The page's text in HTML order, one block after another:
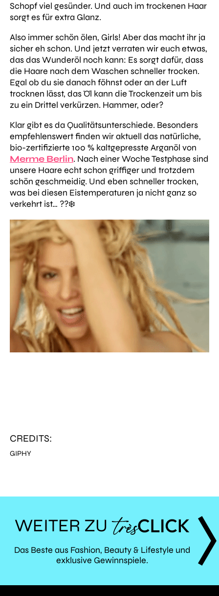
Schopf viel gesünder. Und auch im trockenen Haar
sorgt es für extra Glanz.
Also immer schön ölen, Girls! Aber das macht ihr ja
sicher eh schon. Und jetzt verraten wir euch etwas,
das das Wunderöl noch kann: Es sorgt dafür, dass
die Haare nach dem Waschen schneller trocken.
Egal ob du sie danach föhnst oder an der Luft
trocknen lässt, das Öl kann die Trockenzeit um bis
zu ein Drittel verkürzen. Hammer, oder?
Klar gibt es da Qualitätsunterschiede. Besonders
empfehlenswert finden wir aktuell das natürliche,
bio-zertifizierte 100 % kaltgepresste Arganöl von
Merme Berlin. Nach einer Woche Testphase sind
unsere Haare echt schon griffiger und trotzdem
schön geschmeidig. Und eben schneller trocken,
was bei diesen Eistemperaturen ja nicht ganz so
verkehrt ist… ??❄️
CREDITS:
GIPHY
WEITER ZU
TRÈS
CLICK
Das Beste aus Fashion, Beauty & Lifestyle und
exklusive Gewinnspiele.